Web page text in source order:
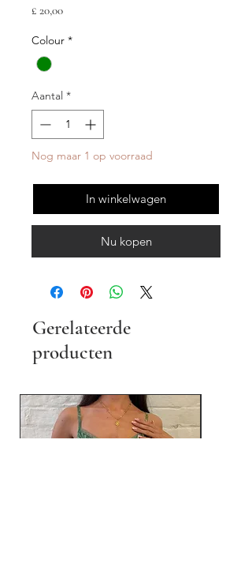
£ 20,00Prijs
Colour *
Aantal *
Nog maar 1 op voorraad
In winkelwagen
Nu kopen
Gerelateerde
producten